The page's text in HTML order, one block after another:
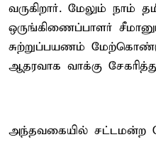
வருகிறார். மேலும் நாம்
ஒருங்கிணைப்பாளர்
சுற்றுப்பயணம்
ஆதரவாக வாக்கு
அந்தவகையில் சட்டமன்ற